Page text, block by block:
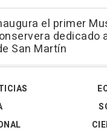
el primer
dedicado
San Martín